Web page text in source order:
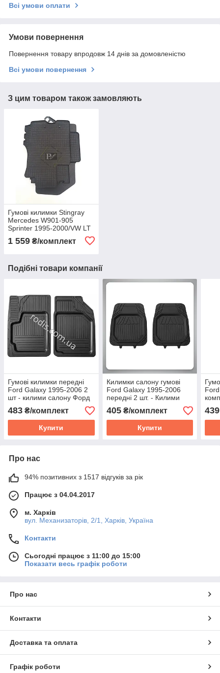
Всі умови оплати
Умови повернення
Повернення товару впродовж 14 днів за домовленістю
Всі умови повернення
З цим товаром також замовляють
Гумові килимки Stingray
Mercedes W901-905
Sprinter 1995-2000/VW LT
2 1995-2000 (1+1) (design
2016) — Килимки в салон
1 559 ₴/комплект
Подібні товари компанії
Гумові килимки передні
Ford Galaxy 1995-2006 2
шт - килими салону Форд
Гелаксі
483 ₴/комплект
Купити
Килимки салону гумові
Ford Galaxy 1995-2006
передні 2 шт. - Килими
Форд Галакси
405₴/комплект
Купити
439
Про нас
94% позитивних з 1517 відгуків за рік
Працює з 04.04.2017
м. Харків
вул. Механизаторів, 2/1, Харків, Україна
Контакти
Сьогодні працює з 11:00 до 15:00
Показати весь графік роботи
Про нас
Контакти
Доставка та оплата
Графік роботи